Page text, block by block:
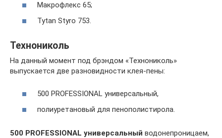
Макрофлекс 65;
Tytan Styro 753.
Технониколь
На данный момент под брэндом «Технониколь»
выпускается две разновидности клея-пены:
500 PROFESSIONAL универсальный,
полиуретановый для пенополистирола.
500 PROFESSIONAL универсальный водонепроницаем,